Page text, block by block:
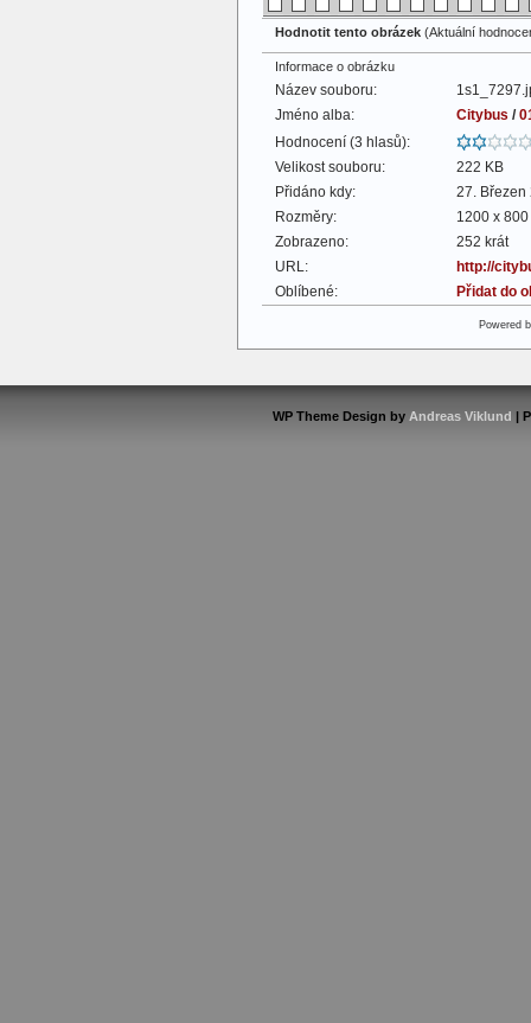
Hodnotit tento obrázek (Aktuální
Informace o obrázku
Název souboru:
Jméno alba:
Citybus /
Hodnocení (3 hlasů):
Velikost souboru:
222 KB
Přidáno kdy:
27. Březen
Rozměry:
1200 x
Zobrazeno:
252 krát
URL:
http://
Oblíbené:
Přidat do
Powered
WP Theme Design by Andreas Viklund |